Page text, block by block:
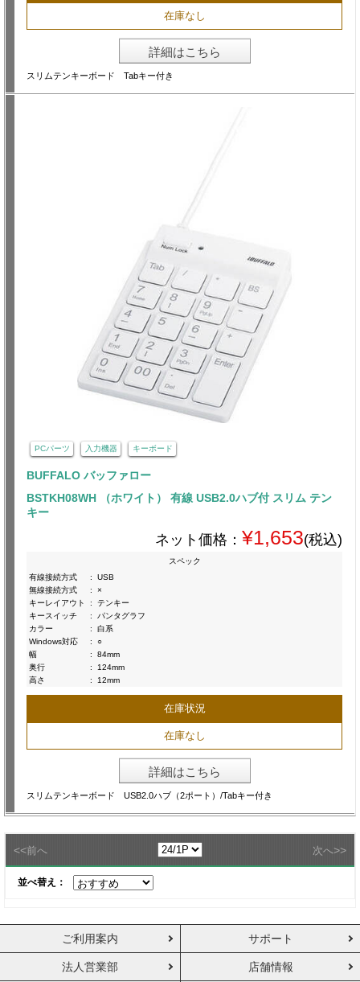
在庫なし
詳細はこちら
スリムテンキーボード Tabキー付き
PCパーツ 入力機器 キーボード
BUFFALO バッファロー
BSTKH08WH （ホワイト） 有線 USB2.0ハブ付 スリム テン
キー
ネット価格： ¥1,653(税込)
スペック
有線接続方式
:
USB
無線接続方式
:
×
キーレイアウト
:
テンキー
キースイッチ
:
パンタグラフ
カラー
:
白系
Windows対応
:
○
幅
:
84mm
奥行
:
124mm
高さ
: 12mm
在庫状況
在庫なし
詳細はこちら
スリムテンキーボード USB2.0ハブ（2ポート）/Tabキー付き
<<前へ 次へ>>
並べ替え：
ご利用案内 サポート
法人営業部 店舗情報